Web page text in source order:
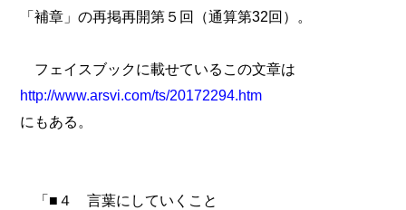
「補章」の再掲再開第５回（通算第32回）。
フェイスブックに載せているこの文章は
http://www.arsvi.com/ts/20172294.htm
にもある。
「■４ 言葉にしていくこと